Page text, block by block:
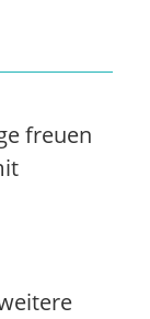
freuen